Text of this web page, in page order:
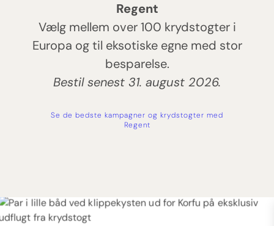
Regent
Vælg mellem over 100 krydstogter i
Europa og til eksotiske egne med stor
besparelse.
Bestil senest 31. august 2026.
Se de bedste kampagner og krydstogter med
Regent